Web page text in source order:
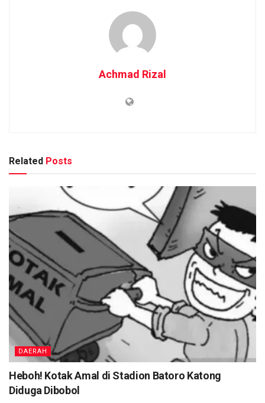
Achmad Rizal
Related Posts
DAERAH
Heboh! Kotak Amal di Stadion Batoro Katong
Diduga Dibobol